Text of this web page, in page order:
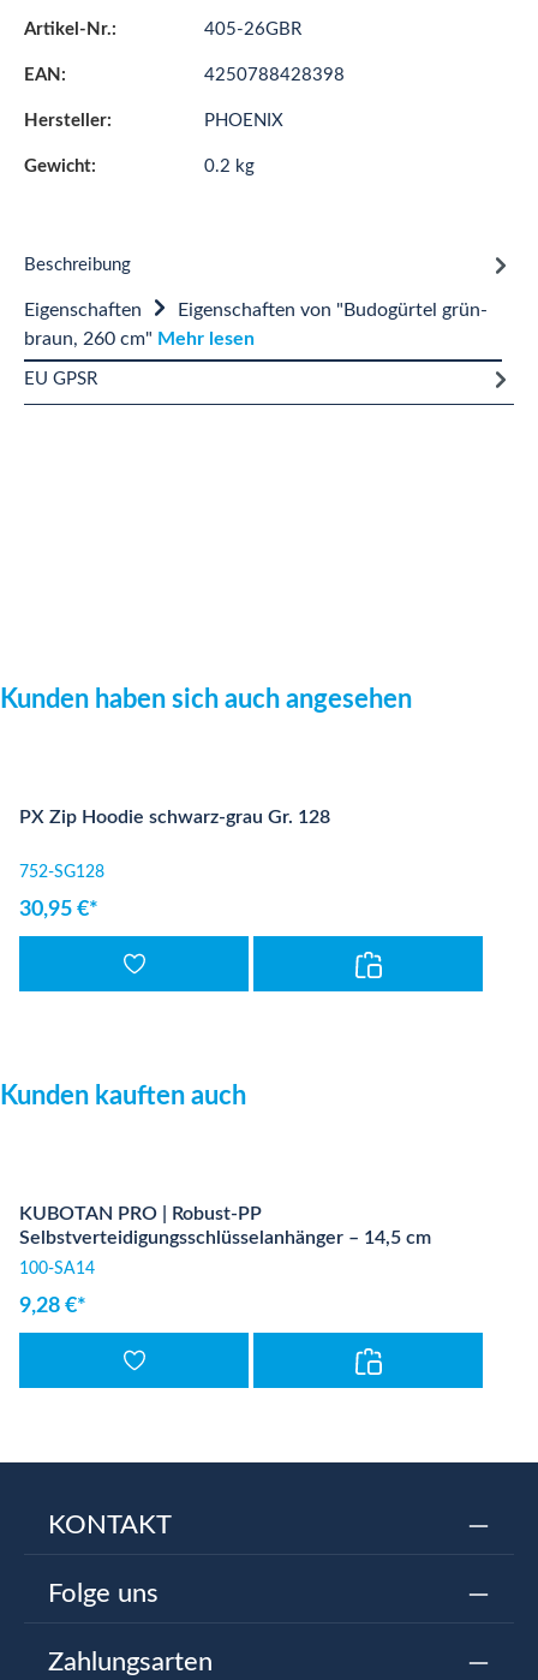
Artikel-Nr.: 405-26GBR
EAN: 4250788428398
Hersteller: PHOENIX
Gewicht: 0.2 kg
Beschreibung
Eigenschaften
Eigenschaften von "Budogürtel grün-
braun, 260 cm" Mehr lesen
EU GPSR
Produktgalerie überspringen
Kunden haben sich auch angesehen
PX Zip Hoodie schwarz-grau Gr. 128
752-SG128
30,95 €*
Produktgalerie überspringen
Kunden kauften auch
KUBOTAN PRO | Robust-PP
Selbstverteidigungsschlüsselanhänger – 14,5 cm
100-SA14
9,28 €*
KONTAKT
Folge uns
Zahlungsarten